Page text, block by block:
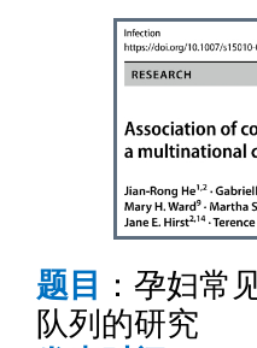
题目 ：孕妇常
队列的研究